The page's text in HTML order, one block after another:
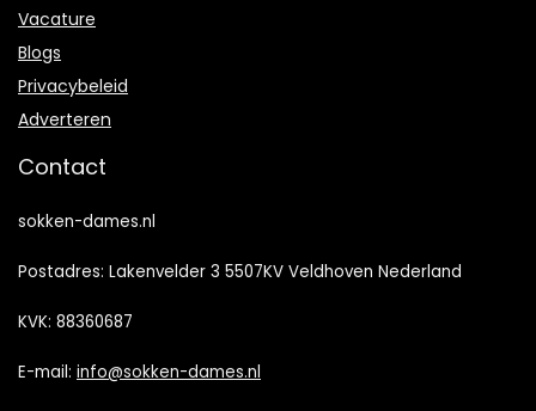
Vacature
Blogs
Privacybeleid
Adverteren
Contact
sokken-dames.nl
Postadres: Lakenvelder 3 5507KV Veldhoven Nederland
KVK: 88360687
E-mail: info@sokken-dames.nl